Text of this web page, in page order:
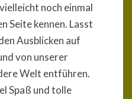
noch einmal
Seite kennen. Lasst
Ausblicken auf
von unserer
Welt entführen.
Spaß und tolle